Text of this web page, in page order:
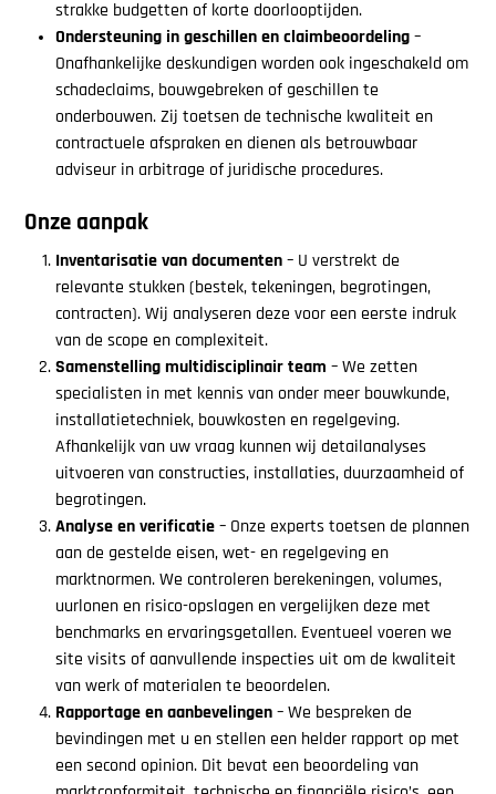
strakke budgetten of korte doorlooptijden.
Ondersteuning in geschillen en claimbeoordeling–
Onafhankelijke deskundigen worden ook ingeschakeld om
schadeclaims, bouwgebreken of geschillen te
onderbouwen. Zij toetsen de technische kwaliteit en
contractuele afspraken en dienen als betrouwbaar
adviseur in arbitrage of juridische procedures.
Onze aanpak
Inventarisatie van documenten– U verstrekt de
relevante stukken (bestek, tekeningen, begrotingen,
contracten). Wij analyseren deze voor een eerste indruk
van de scope en complexiteit.
Samenstelling multidisciplinair team – We zetten
specialisten in met kennis van onder meer bouwkunde,
installatietechniek, bouwkosten en regelgeving.
Afhankelijk van uw vraag kunnen wij detailanalyses
uitvoeren van constructies, installaties, duurzaamheid of
begrotingen.
Analyse en verificatie– Onze experts toetsen de plannen
aan de gestelde eisen, wet- en regelgeving en
marktnormen. We controleren berekeningen, volumes,
uurlonen en risico-opslagen en vergelijken deze met
benchmarks en ervaringsgetallen. Eventueel voeren we
site visits of aanvullende inspecties uit om de kwaliteit
van werk of materialen te beoordelen.
Rapportage en aanbevelingen– We bespreken de
bevindingen met u en stellen een helder rapport op met
een second opinion. Dit bevat een beoordeling van